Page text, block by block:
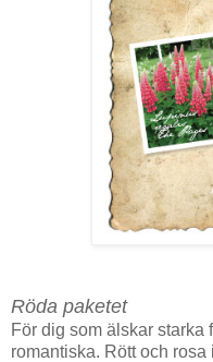
Röda paketet
För dig som älskar starka
romantiska. Rött och